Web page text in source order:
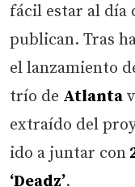
fácil estar al día
publican. Tras
el lanzamiento
trío de Atlanta
extraído del
ido a juntar con
‘Deadz’.